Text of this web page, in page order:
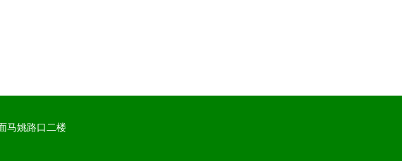
马姚路口二楼